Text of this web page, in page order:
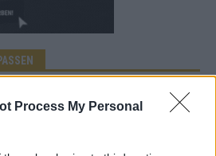
Process My Personal